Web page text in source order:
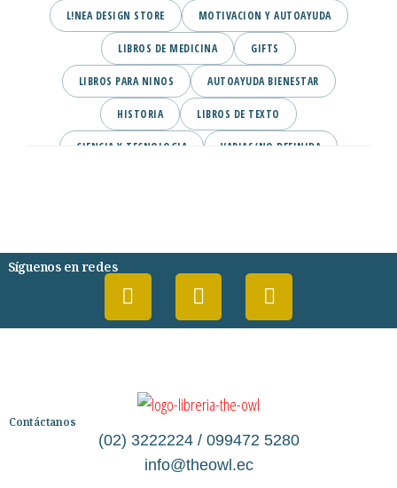
L!NEA DESIGN STORE MOTIVACION Y AUTOAYUDA
LIBROS DE MEDICINA GIFTS
LIBROS PARA NINOS AUTOAYUDA BIENESTAR
HISTORIA LIBROS DE TEXTO
CIENCIA Y TECNOLOGIA VARIAS/NO DEFINIDA
Síguenos en redes
Contáctanos
(02) 3222224 / 099472 5280
info@theowl.ec